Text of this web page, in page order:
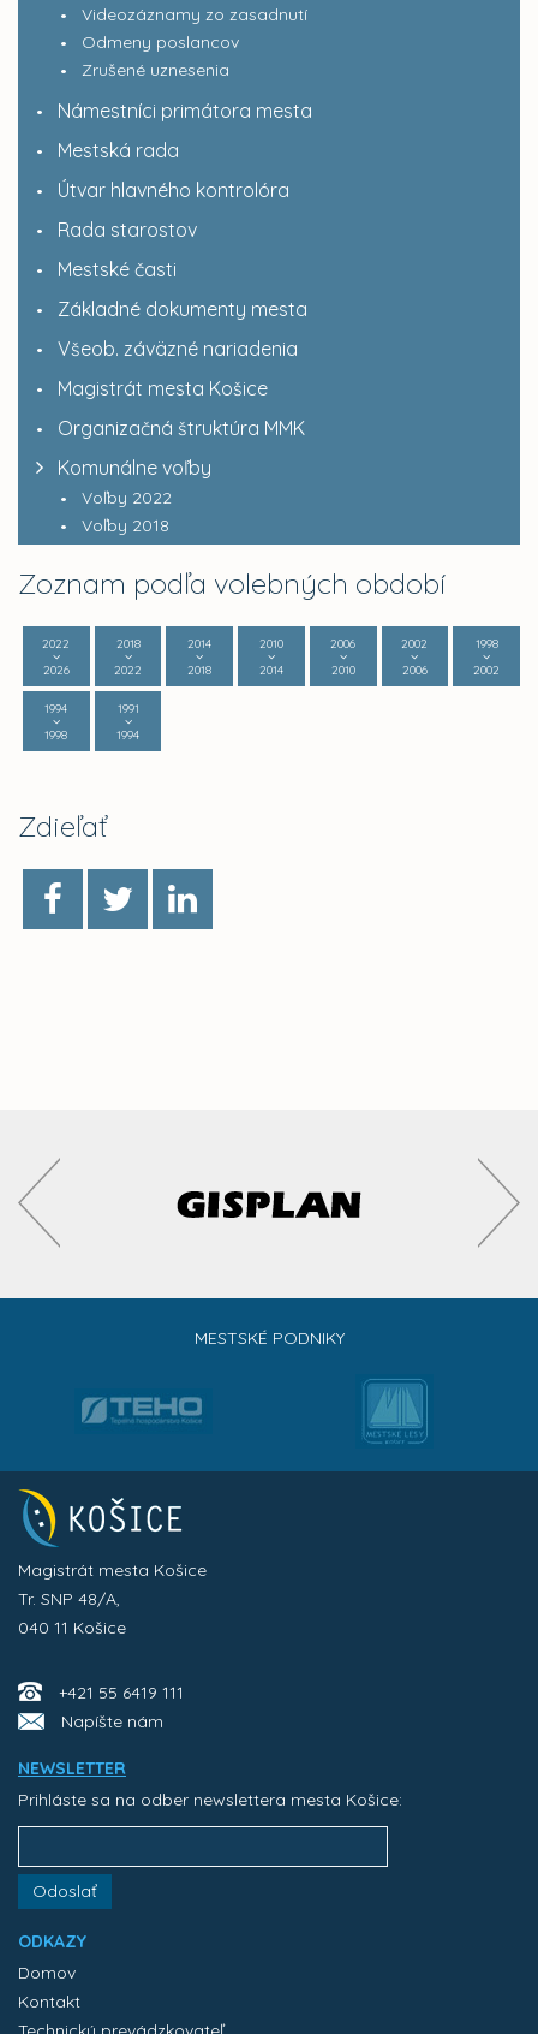
Videozáznamy zo zasadnutí
Odmeny poslancov
Zrušené uznesenia
Námestníci primátora mesta
Mestská rada
Útvar hlavného kontrolóra
Rada starostov
Mestské časti
Základné dokumenty mesta
Všeob. záväzné nariadenia
Magistrát mesta Košice
Organizačná štruktúra MMK
Komunálne voľby
Voľby 2022
Voľby 2018
Zoznam podľa volebných období
2022
2026
2018
2022
2014
2018
2010
2014
2006
2010
2002
2006
1998
2002
1994
1998
1991
1994
Zdieľať
MESTSKÉ PODNIKY
Magistrát mesta Košice
Tr. SNP 48/A,
040 11 Košice
+421 55 6419 111
Napíšte nám
NEWSLETTER
Prihláste sa na odber newslettera mesta Košice:
Odoslať
ODKAZY
Domov
Kontakt